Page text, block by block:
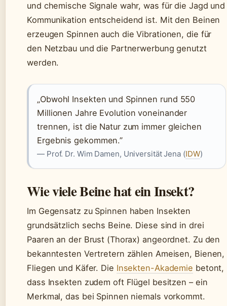
und chemische Signale wahr, was für die Jagd und
Kommunikation entscheidend ist. Mit den Beinen
erzeugen Spinnen auch die Vibrationen, die für
den Netzbau und die Partnerwerbung genutzt
werden.
„Obwohl Insekten und Spinnen rund 550
Millionen Jahre Evolution voneinander
trennen, ist die Natur zum immer gleichen
Ergebnis gekommen.”
— Prof. Dr. Wim Damen, Universität Jena (IDW)
Wie viele Beine hat ein Insekt?
Im Gegensatz zu Spinnen haben Insekten
grundsätzlich sechs Beine. Diese sind in drei
Paaren an der Brust (Thorax) angeordnet. Zu den
bekanntesten Vertretern zählen Ameisen, Bienen,
Fliegen und Käfer. Die Insekten-Akademie betont,
dass Insekten zudem oft Flügel besitzen – ein
Merkmal, das bei Spinnen niemals vorkommt.